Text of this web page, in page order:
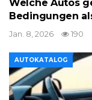
Welche Autos
Bedingungen
Jan. 8, 2026 190
AUTOKATALOG